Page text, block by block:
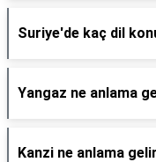
Suriye'de kaç dil
Yangaz ne anlama
Kanzi ne anlama